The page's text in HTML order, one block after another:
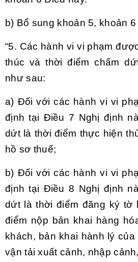
b) Bổ sung khoản 5, khoản
“5. Các hành vi vi phạm
thúc và thời điểm chấm
như sau:
a) Đối với các hành vi vi
định tại Điều 7 Nghị định
dứt là thời điểm thực hiện
hồ sơ thuế;
b) Đối với các hành vi vi
định tại Điều 8 Nghị định
dứt là thời điểm đăng ký tờ
điểm nộp bản khai hàng
khách, bản khai hành lý
vận tải xuất cảnh, nhập